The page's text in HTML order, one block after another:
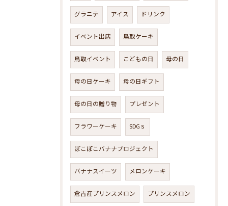
グラニテ アイス ドリンク
イベント出店 鳥取ケーキ
鳥取イベント こどもの日 母の日
母の日ケーキ 母の日ギフト
母の日の贈り物 プレゼント
フラワーケーキ SDGｓ
ぽこぽこバナナプロジェクト
バナナスイーツ メロンケーキ
倉吉産プリンスメロン プリンスメロン